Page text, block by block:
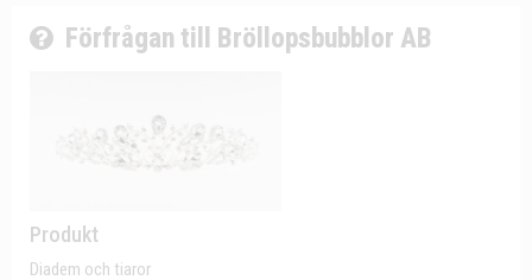
Förfrågan till Bröllopsbubblor AB
Produkt
Diadem och tiaror